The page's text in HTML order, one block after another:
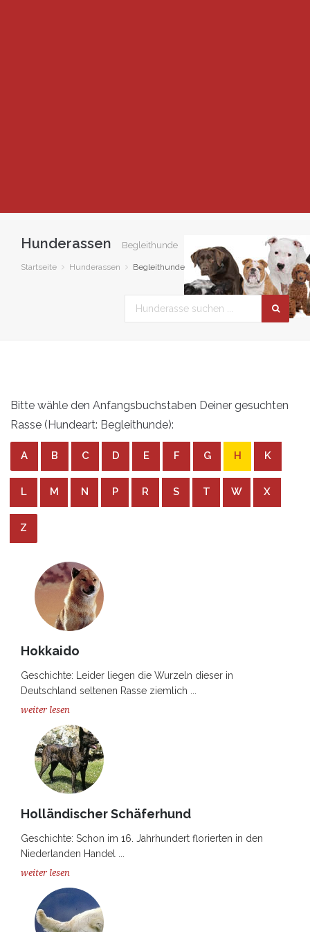
Hunderassen Begleithunde
Startseite Hunderassen Begleithunde
Bitte wähle den Anfangsbuchstaben Deiner gesuchten
Rasse (Hundeart: Begleithunde):
A B C D E F G H K
L M N P R S T W X
Z
Hokkaido
Geschichte: Leider liegen die Wurzeln dieser in
Deutschland seltenen Rasse ziemlich ...
weiter lesen
Holländischer Schäferhund
Geschichte: Schon im 16. Jahrhundert florierten in den
Niederlanden Handel ...
weiter lesen